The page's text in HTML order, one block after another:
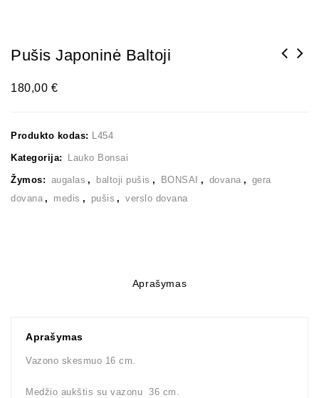
Pušis Japoninė Baltoji
180,00€
Produkto kodas: L454
Kategorija: Lauko Bonsai
Žymos: augalas , baltoji pušis , BONSAI , dovana , gera
dovana , medis , pušis , verslo dovana
Aprašymas
Aprašymas
Vazono skesmuo 16 cm.
Medžio aukštis su vazonu 36 cm.